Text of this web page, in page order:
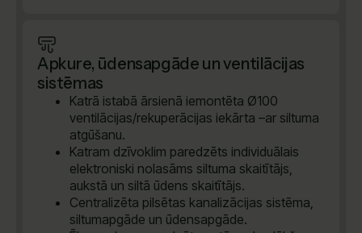
Apkure, ūdensapgāde un ventilācijas
sistēmas
Katrā istabā ārsienā iemontēta Ø100
ventilācijas/rekuperācijas iekārta –ar siltuma
atgūšanu.
Katram dzīvoklim paredzēts individuālais
elektroniski nolasāms siltuma skaitītājs,
aukstā un siltā ūdens skaitītājs.
Centralizēta pilsētas kanalizācijas sistēma,
siltumapgāde un ūdensapgāde.